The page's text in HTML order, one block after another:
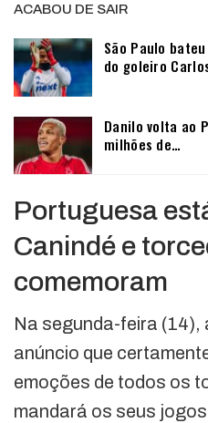
ACABOU DE SAIR
São Paulo
do goleiro
Danilo volta ao
milhões de…
Portuguesa
Canindé e
comemoram
Na segunda-feira (14),
anúncio que
emoções de todos os
mandará os seus